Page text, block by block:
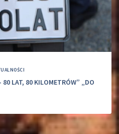
LAT, 80 KILOMETRÓW” „DO